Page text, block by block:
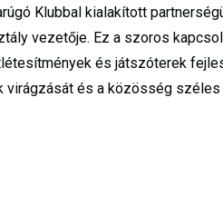
Klubbal kialakított
vezetője. Ez a szoros
és játszóterek
virágzását és a közösség